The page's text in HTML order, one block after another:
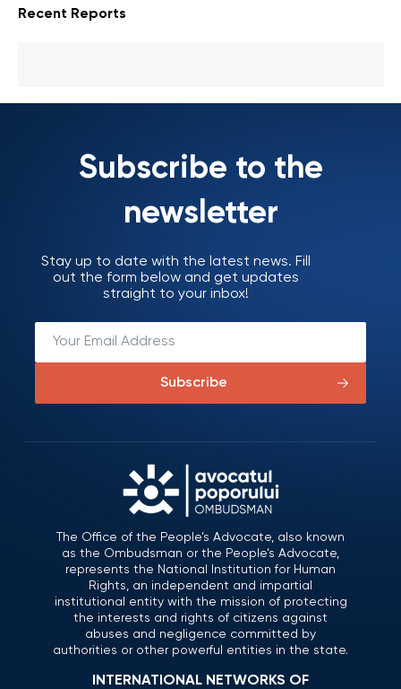
Recent Reports
Subscribe to the
newsletter
Stay up to date with the latest news. Fill
out the form below and get updates
straight to your inbox!
Subscribe
The Office of the People’s Advocate, also known
as the Ombudsman or the People’s Advocate,
represents the National Institution for Human
Rights, an independent and impartial
institutional entity with the mission of protecting
the interests and rights of citizens against
abuses and negligence committed by
authorities or other powerful entities in the state.
INTERNATIONAL NETWORKS OF